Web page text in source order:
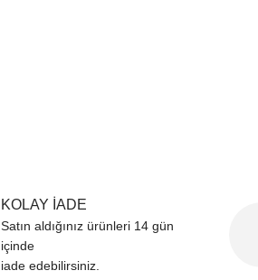
Gönder
KOLAY İADE
Satın aldığınız ürünleri 14 gün
içinde
iade edebilirsiniz.